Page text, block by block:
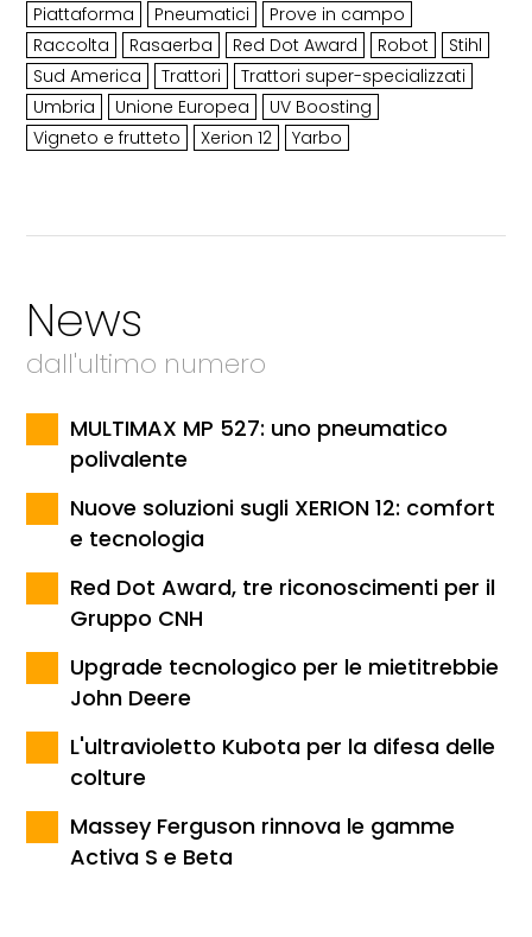
Piattaforma
Pneumatici
Prove in campo
Raccolta
Rasaerba Red Dot Award Robot
Stihl
Sud America
Trattori
Trattori super-specializzati
Umbria
Unione Europea
UV Boosting
Vigneto e frutteto
Xerion 12 Yarbo
News
dall'ultimo numero
MULTIMAX MP 527: uno pneumatico
polivalente
Nuove soluzioni sugli XERION 12: comfort
e tecnologia
Red Dot Award, tre riconoscimenti per il
Gruppo CNH
Upgrade tecnologico per le mietitrebbie
John Deere
L'ultravioletto Kubota per la difesa delle
colture
Massey Ferguson rinnova le gamme
Activa S e Beta